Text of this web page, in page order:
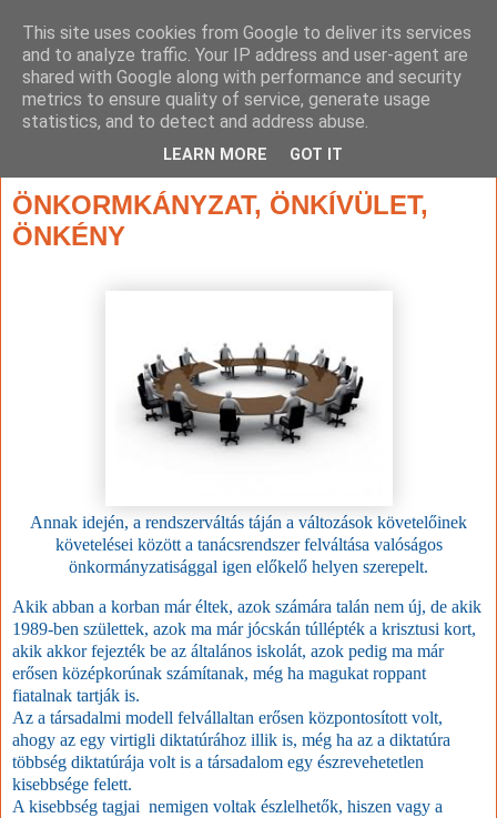
ÖNKORMKÁNYZAT, ÖNKÍVÜLET,
ÖNKÉNY
Annak idején, a rendszerváltás táján a változások követelőinek
követelései között a tanácsrendszer felváltása valóságos
önkormányzatisággal igen előkelő helyen szerepelt.
Akik abban a korban már éltek, azok számára talán nem új, de akik
1989-ben születtek, azok ma már jócskán túllépték a krisztusi kort,
akik akkor fejezték be az általános iskolát, azok pedig ma már
erősen középkorúnak számítanak, még ha magukat roppant
fiatalnak tartják is.
Az a társadalmi modell felvállaltan erősen központosított volt,
ahogy az egy virtigli diktatúrához illik is, még ha az a diktatúra
többség diktatúrája volt is a társadalom egy észrevehetetlen
kisebbsége felett.
A kisebbség tagjai nemigen voltak észlelhetők, hiszen vagy a
This site uses cookies from Google to deliver its services
and to analyze traffic. Your IP address and user-agent are
shared with Google along with performance and security
metrics to ensure quality of service, generate usage
statistics, and to detect and address abuse.
LEARN MORE GOT IT